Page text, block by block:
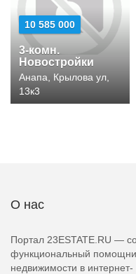
10 585 000
3-комн.
Новостройки
Анапа, Крылова ул,
13к3
О нас
Портал 23ESTATE.RU —
функциональный
недвижимости в интернет-